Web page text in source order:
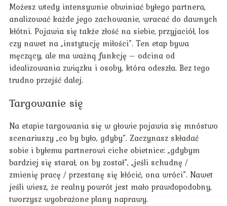
Możesz wtedy intensywnie obwiniać byłego partnera,
analizować każde jego zachowanie, wracać do dawnych
kłótni. Pojawia się także złość na siebie, przyjaciół, los
czy nawet na „instytucję miłości”. Ten etap bywa
męczący, ale ma ważną funkcję – odcina od
idealizowania związku i osoby, która odeszła. Bez tego
trudno przejść dalej.
Targowanie się
Na etapie targowania się w głowie pojawia się mnóstwo
scenariuszy „co by było, gdyby”. Zaczynasz składać
sobie i byłemu partnerowi ciche obietnice: „gdybym
bardziej się starał, on by został”, „jeśli schudnę /
zmienię pracę / przestanę się kłócić, ona wróci”. Nawet
jeśli wiesz, że realny powrót jest mało prawdopodobny,
tworzysz wyobrażone plany naprawy.